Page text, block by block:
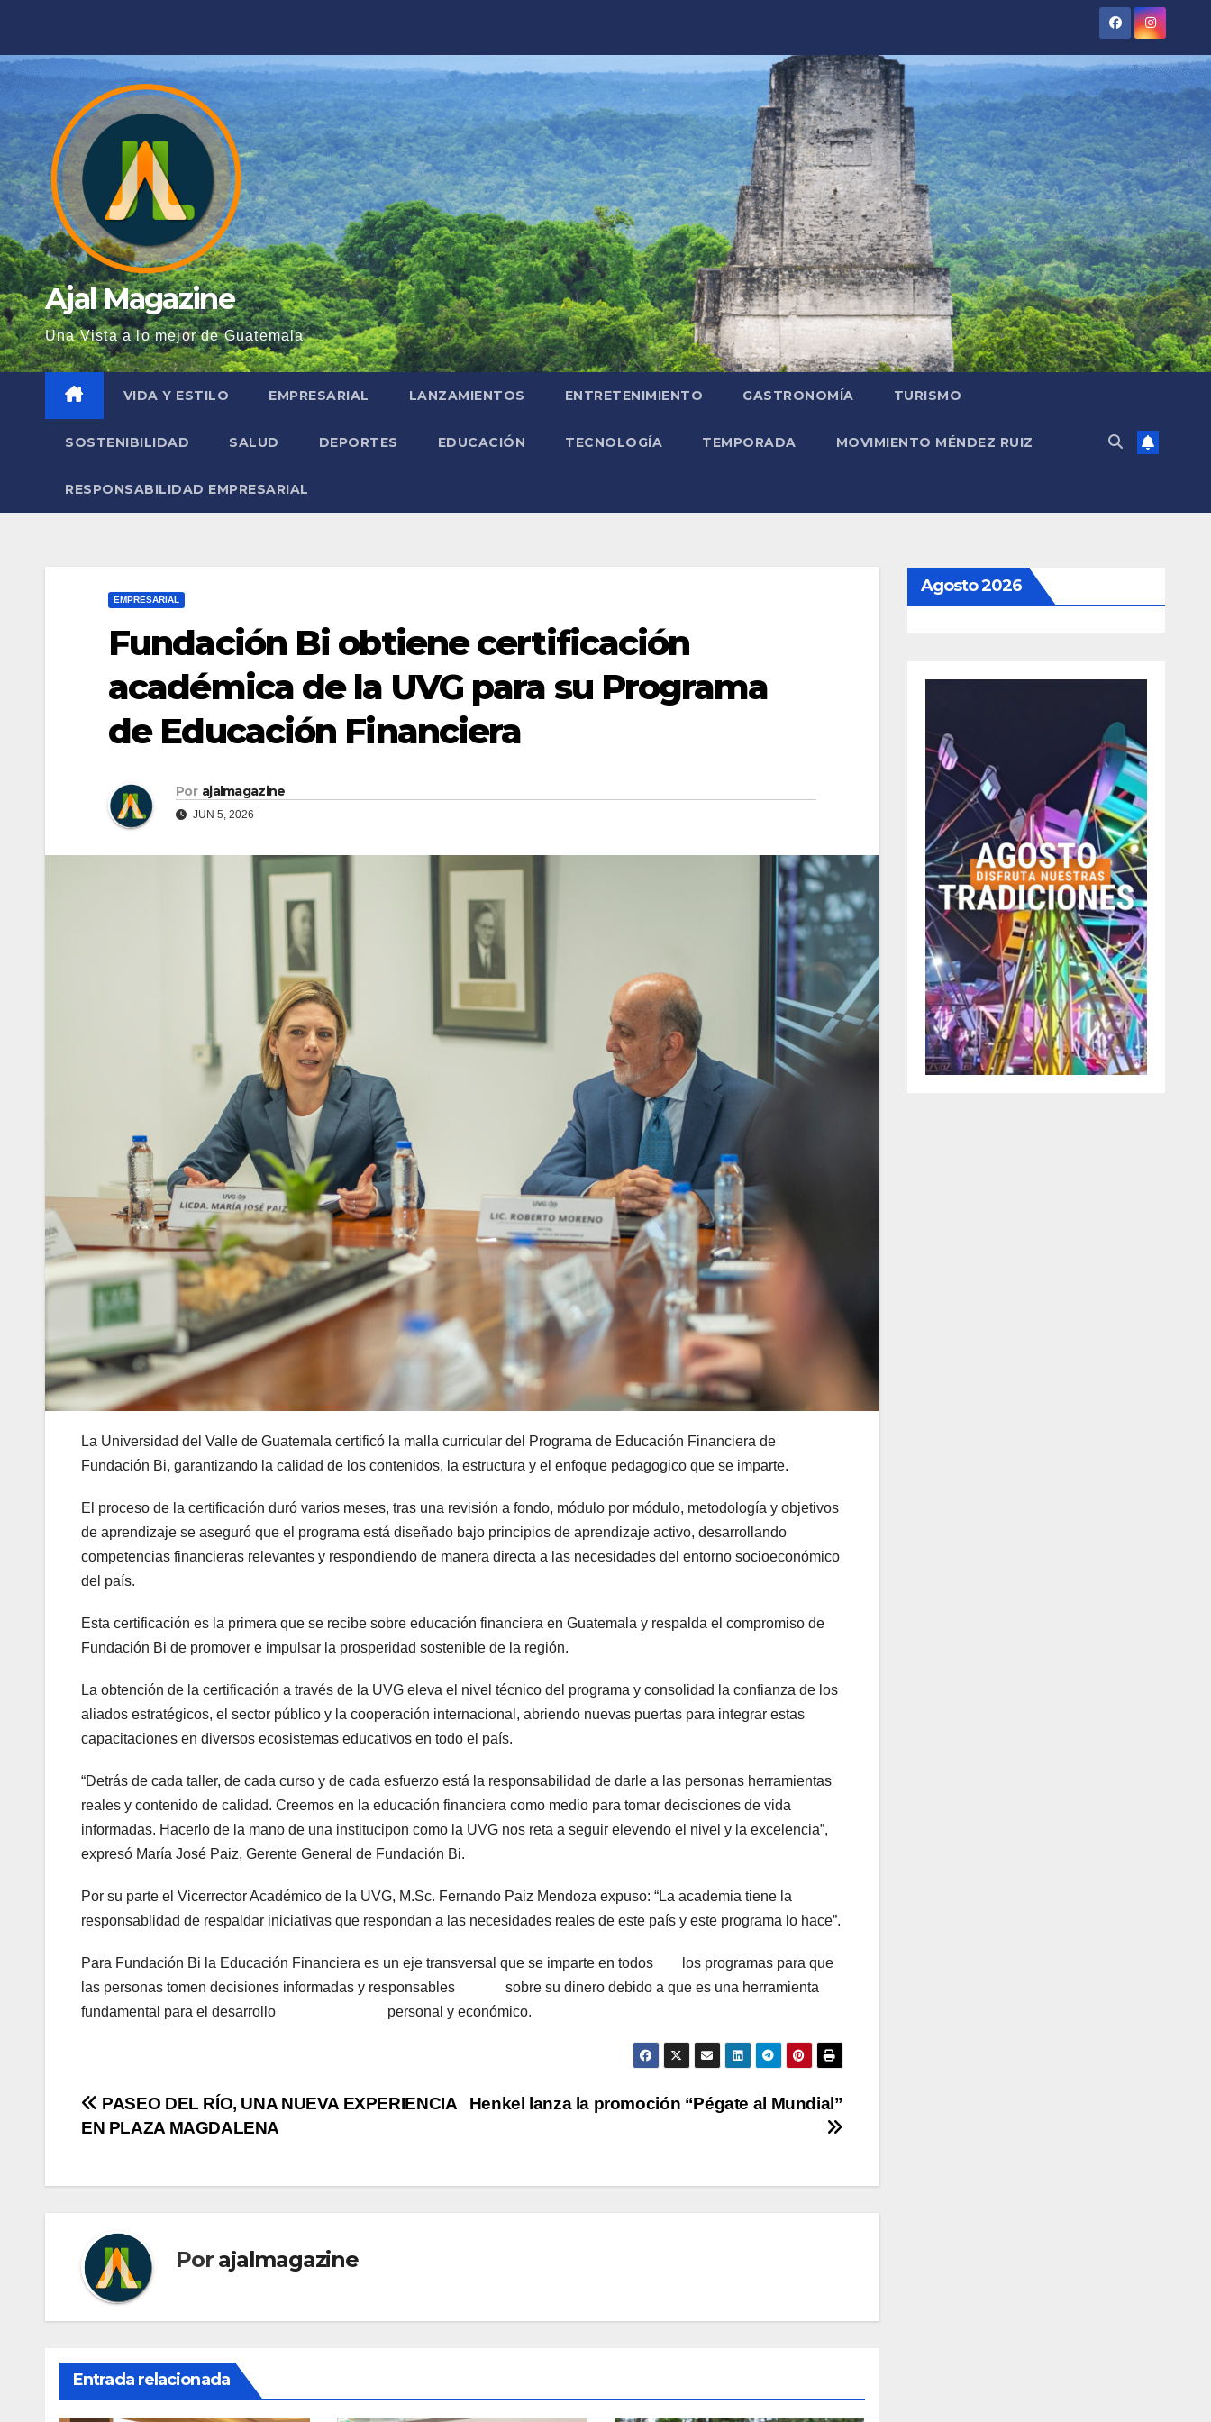
contenido
Ajal Magazine
Una Vista a lo mejor de Guatemala
VIDA Y ESTILO EMPRESARIAL LANZAMIENTOS ENTRETENIMIENTO GASTRONOMÍA TURISMO
SOSTENIBILIDAD SALUD DEPORTES EDUCACIÓN TECNOLOGÍA TEMPORADA MOVIMIENTO MÉNDEZ RUIZ
RESPONSABILIDAD EMPRESARIAL
EMPRESARIAL
Fundación Bi obtiene certificación
académica de la UVG para su Programa
de Educación Financiera
Por ajalmagazine
JUN 5, 2026
La Universidad del Valle de Guatemala certificó la malla curricular del Programa de Educación Financiera de
Fundación Bi, garantizando la calidad de los contenidos, la estructura y el enfoque pedagogico que se imparte.
El proceso de la certificación duró varios meses, tras una revisión a fondo, módulo por módulo, metodología y objetivos
de aprendizaje se aseguró que el programa está diseñado bajo principios de aprendizaje activo, desarrollando
competencias financieras relevantes y respondiendo de manera directa a las necesidades del entorno socioeconómico
del país.
Esta certificación es la primera que se recibe sobre educación financiera en Guatemala y respalda el compromiso de
Fundación Bi de promover e impulsar la prosperidad sostenible de la región.
La obtención de la certificación a través de la UVG eleva el nivel técnico del programa y consolidad la confianza de los
aliados estratégicos, el sector público y la cooperación internacional, abriendo nuevas puertas para integrar estas
capacitaciones en diversos ecosistemas educativos en todo el país.
“Detrás de cada taller, de cada curso y de cada esfuerzo está la responsabilidad de darle a las personas herramientas
reales y contenido de calidad. Creemos en la educación financiera como medio para tomar decisciones de vida
informadas. Hacerlo de la mano de una institucipon como la UVG nos reta a seguir elevendo el nivel y la excelencia”,
expresó María José Paiz, Gerente General de Fundación Bi.
Por su parte el Vicerrector Académico de la UVG, M.Sc. Fernando Paiz Mendoza expuso: “La academia tiene la
responsablidad de respaldar iniciativas que respondan a las necesidades reales de este país y este programa lo hace”.
Para Fundación Bi la Educación Financiera es un eje transversal que se imparte en todos los programas para que
las personas tomen decisiones informadas y responsables sobre su dinero debido a que es una herramienta
fundamental para el desarrollo personal y económico.
Navegación
entradas
Henkel lanza la promoción “Pégate al Mundial”
PASEO DEL RÍO, UNA NUEVA EXPERIENCIA
EN PLAZA MAGDALENA
Por ajalmagazine
Entrada relacionada
Agosto 2026